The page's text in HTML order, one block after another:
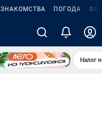
ЗНАКОМСТВА ПОГОДА
Налог